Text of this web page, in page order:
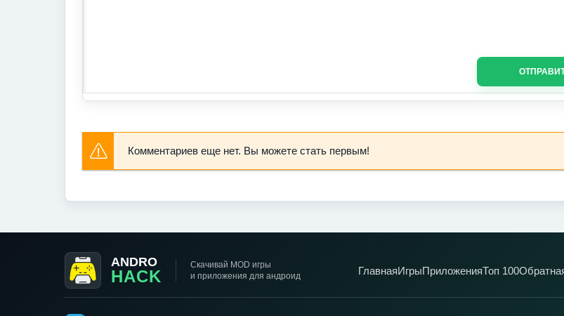
Комментариев еще нет. Вы можете стать первым!
ANDRO
HACK
Скачивай MOD игры
и приложения для андроид
ГлавнаяИгрыПриложенияТоп 100